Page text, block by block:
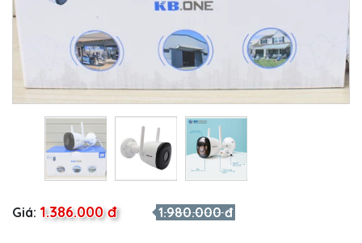
Giá: 1.386.000 đ 1.980.000 đ